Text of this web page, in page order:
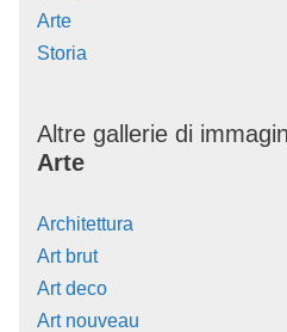
Arte
Storia
Altre gallerie di
Arte
Architettura
Art brut
Art deco
Art nouveau